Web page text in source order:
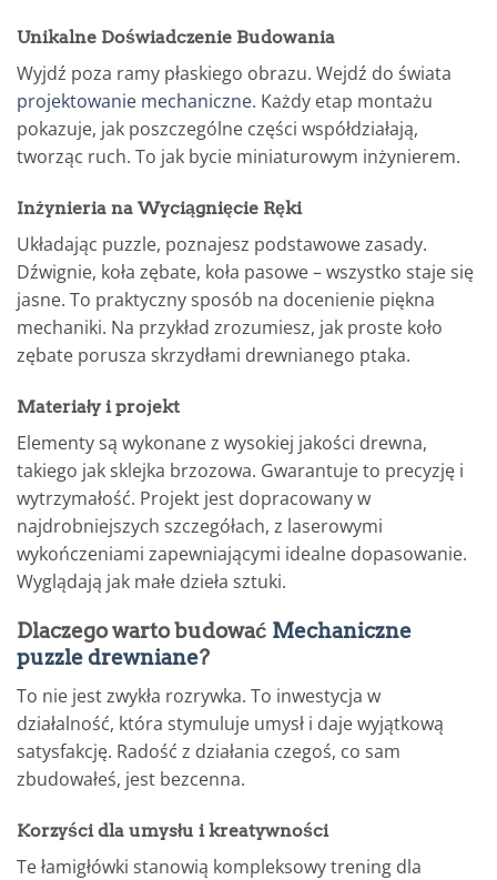
Unikalne Doświadczenie Budowania
Wyjdź poza ramy płaskiego obrazu. Wejdź do świata
projektowanie mechaniczne. Każdy etap montażu
pokazuje, jak poszczególne części współdziałają,
tworząc ruch. To jak bycie miniaturowym inżynierem.
Inżynieria na Wyciągnięcie Ręki
Układając puzzle, poznajesz podstawowe zasady.
Dźwignie, koła zębate, koła pasowe – wszystko staje się
jasne. To praktyczny sposób na docenienie piękna
mechaniki. Na przykład zrozumiesz, jak proste koło
zębate porusza skrzydłami drewnianego ptaka.
Materiały i projekt
Elementy są wykonane z wysokiej jakości drewna,
takiego jak sklejka brzozowa. Gwarantuje to precyzję i
wytrzymałość. Projekt jest dopracowany w
najdrobniejszych szczegółach, z laserowymi
wykończeniami zapewniającymi idealne dopasowanie.
Wyglądają jak małe dzieła sztuki.
Dlaczego warto budować Mechaniczne
puzzle drewniane?
To nie jest zwykła rozrywka. To inwestycja w
działalność, która stymuluje umysł i daje wyjątkową
satysfakcję. Radość z działania czegoś, co sam
zbudowałeś, jest bezcenna.
Korzyści dla umysłu i kreatywności
Te łamigłówki stanowią kompleksowy trening dla